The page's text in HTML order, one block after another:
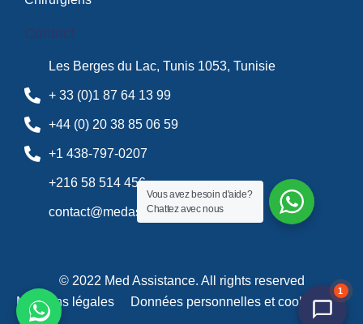
Contact
Les Berges du Lac, Tunis 1053, Tunisie
+ 33 (0)1 87 64 13 99
+44 (0) 20 38 85 06 59
+1 438-797-0207
+216 58 514 456
contact@medassistance.fr
© 2022 Med Assistance. All rights reserved
Mentions légales
Données personnelles et cookies
Vous avez besoin d'aide?
Chattez avec nous
1